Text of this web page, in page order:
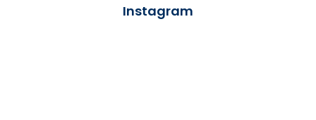
Arquebisbat de Barcelona
Instagram